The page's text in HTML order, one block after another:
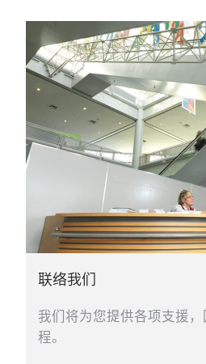
联络我们
我们将为您提供各项支援
程。